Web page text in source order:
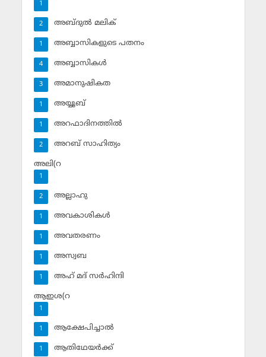
1
അബ്ദുല്‍ മലിക്‌
2
അബ്ബാസികളുടെ പതനം
1
അബ്ബാസികള്‍
4
അമാനുഷികത
3
അയ്യൂബ്‌
1
അറഫാദിനത്തില്‍
1
അറബ് സാഹിത്യം
2
അലി(റ
1
അല്ലാഹു
2
അവകാശികള്‍
1
അവതരണം
1
അസ്വബ
1
അഹ് മദ് സര്‍ഹിന്ദി
1
ആഇശ(റ
1
ആക്ഷേപിച്ചാല്‍
1
ആതിഥേയര്‍ക്ക്
1